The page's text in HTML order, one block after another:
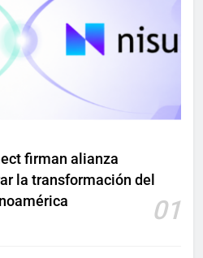
firman alianza
la transformación del
01